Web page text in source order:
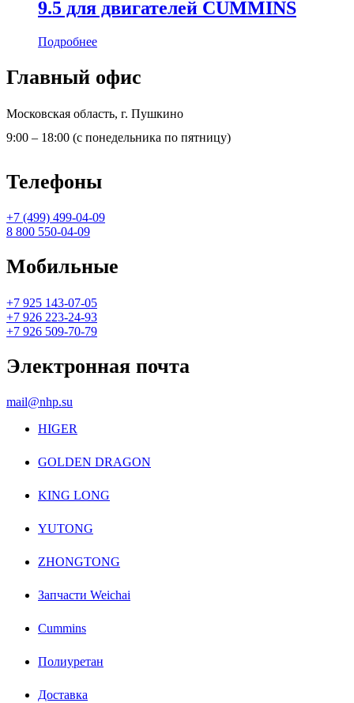
9.5 для двигателей CUMMINS
Подробнее
Главный офис
Московская область, г. Пушкино
9:00 – 18:00 (с понедельника по пятницу)
Телефоны
+7 (499) 499-04-09
8 800 550-04-09
Мобильные
+7 925 143-07-05
+7 926 223-24-93
+7 926 509-70-79
Электронная почта
mail@nhp.su
HIGER
GOLDEN DRAGON
KING LONG
YUTONG
ZHONGTONG
Запчасти Weichai
Cummins
Полиуретан
Доставка